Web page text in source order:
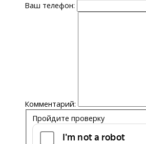
Ваш телефон:
Комментарий:
Пройдите проверку